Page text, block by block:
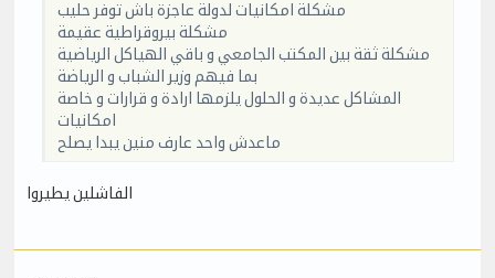
مشكلة امكانيات لدولة عاجزة باش توفر حليب
مشكلة بيروقراطية عقيمة
مشكلة ثقة بين المكتب الجامعي و باقي الهياكل الرياضية
بما فيهم وزير الشباب و الرياضة
المشاكل عديدة و الحلول يلزمها ارادة و قرارات و خاصة
امكانيات
ماعدش واحد عارف منين يبدا يصلح
الفاشلين يطيروا